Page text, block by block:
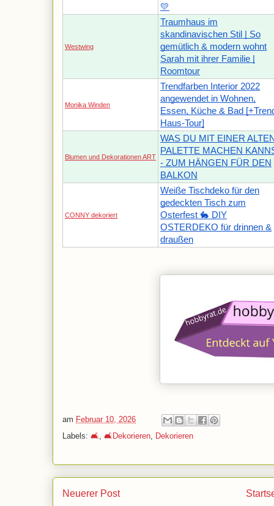
💛
Westwing
Traumhaus im
skandinavischen Stil | So
gemütlich & modern wohnt
Sarah mit ihrer Familie |
Roomtour
Monika Winden
Trendfarben Interior 2022
angewendet in Wohnen,
Essen, Küche & Bad
Haus-Tour]
Blumen und Dekorationen ART
WAS DU MIT EINER
PALETTE MACHEN
- ZUM HÄNGEN FÜR DEN
BALKON
CONNY dekoriert
Weiße Tischdeko für den
gedeckten Tisch zum
Osterfest 🐇 DIY
OSTERDEKO für drinnen &
draußen
am Februar 10, 2026
Labels: 🛋️ 🛋️Dekorieren Dekorieren
Neuerer Post